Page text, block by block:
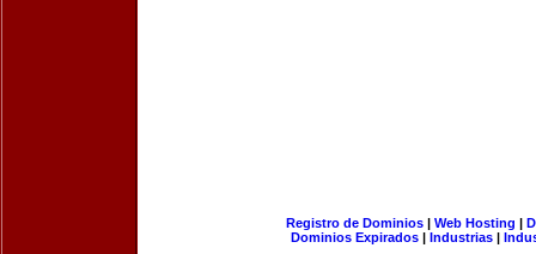
Registro de Dominios| Web Hosting |
Dominios Expirados | Industrias |